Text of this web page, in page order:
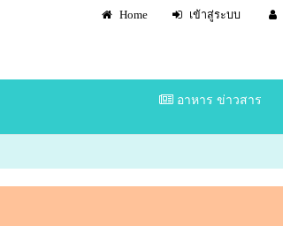
Home เข้าสู่ระบบ
อาหาร ข่าวสาร